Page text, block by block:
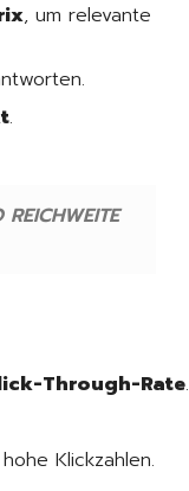
, um relevante
.
REICHWEITE
Through-Rate.
Klickzahlen.